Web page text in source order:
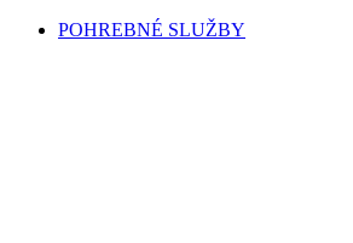
POHREBNÉ SLUŽBY